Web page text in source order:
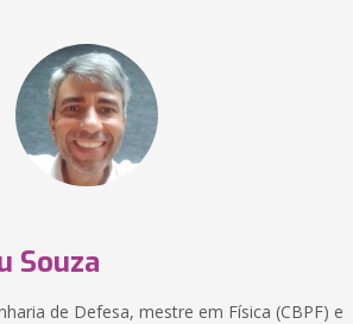
Souza
de Defesa, mestre em Física (CBPF) e